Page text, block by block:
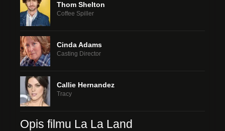
Thom Shelton
Coffee Spiller
Cinda Adams
Casting Director
Callie Hernandez
Tracy
Opis filmu La La Land